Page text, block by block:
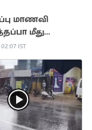
மாணவி
மீது
IST